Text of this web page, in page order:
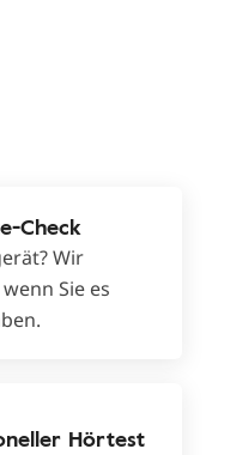
Check
Wir
Sie es
Hörtest